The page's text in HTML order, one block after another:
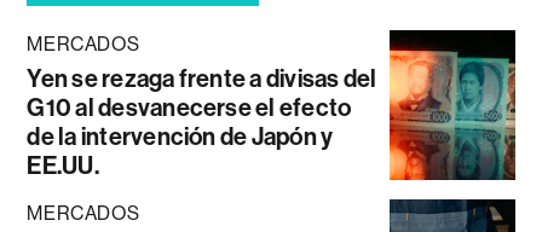
MERCADOS
Yen se rezaga frente a divisas del
G10 al desvanecerse el efecto
de la intervención de Japón y
EE.UU.
MERCADOS